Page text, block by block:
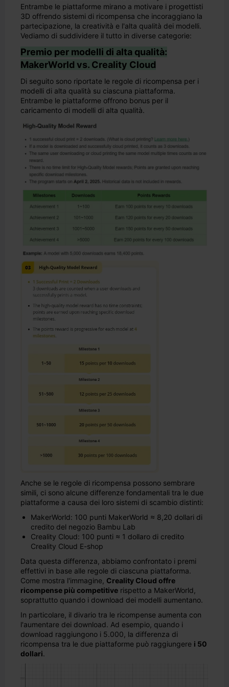
Entrambe le piattaforme mirano a motivare i progettisti
3D offrendo sistemi di ricompensa che incoraggiano la
partecipazione, la creatività e l'alta qualità dei modelli.
Vediamo di suddividere il tutto in diverse categorie:
Premio per modelli di alta qualità:
MakerWorld vs. Creality Cloud
Di seguito sono riportate le regole di ricompensa per i
modelli di alta qualità su ciascuna piattaforma.
Entrambe le piattaforme offrono bonus per il
caricamento di modelli di alta qualità.
Anche se le regole di ricompensa possono sembrare
simili, ci sono alcune differenze fondamentali tra le due
piattaforme a causa dei loro sistemi di scambio distinti:
MakerWorld: 100 punti MakerWorld ≈ 8,20 dollari di
credito del negozio Bambu Lab
Creality Cloud: 100 punti ≈ 1 dollaro di credito
Creality Cloud E-shop
Data questa differenza, abbiamo confrontato i premi
effettivi in base alle regole di ciascuna piattaforma.
Come mostra l'immagine, Creality Cloud offre
ricompense più competitive rispetto a MakerWorld,
soprattutto quando i download dei modelli aumentano.
In particolare, il divario tra le ricompense aumenta con
l'aumentare dei download. Ad esempio, quando i
download raggiungono i 5.000, la differenza di
ricompensa tra le due piattaforme può raggiungere i 50
dollari.